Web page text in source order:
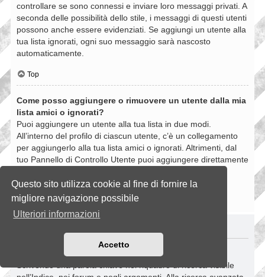
Questo sito utilizza cookie al fine di fornire la
migliore navigazione possibile
Ulteriori informazioni
Accetto
controllare se sono connessi e inviare loro messaggi privati. A
seconda delle possibilità dello stile, i messaggi di questi utenti
possono anche essere evidenziati. Se aggiungi un utente alla
tua lista ignorati, ogni suo messaggio sarà nascosto
automaticamente.
Top
Come posso aggiungere o rimuovere un utente dalla mia
lista amici o ignorati?
Puoi aggiungere un utente alla tua lista in due modi.
All’interno del profilo di ciascun utente, c’è un collegamento
per aggiungerlo alla tua lista amici o ignorati. Altrimenti, dal
tuo Pannello di Controllo Utente puoi aggiungere direttamente
rimuovere un utente dalla lista dalla stessa pagina.
Top
Come si fanno le ricerche nella Board?
Scrivendo una parola chiave nel riquadro di ricerca visibile